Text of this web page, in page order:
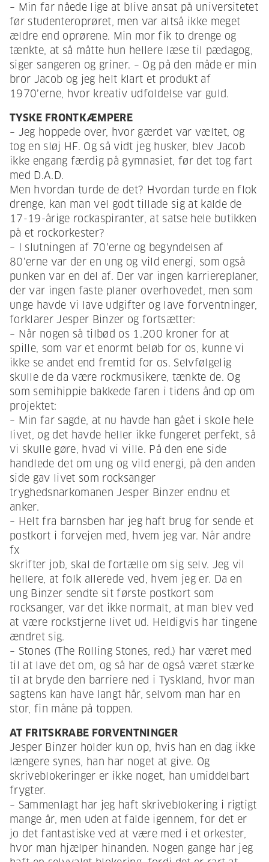
– Min far nåede lige at blive ansat på universitetet
før studenteroprøret, men var altså ikke meget
ældre end oprørene. Min mor fik to drenge og
tænkte, at så måtte hun hellere læse til pædagog,
siger sangeren og griner. – Og på den måde er min
bror Jacob og jeg helt klart et produkt af
1970’erne, hvor kreativ udfoldelse var guld.
TYSKE FRONTKÆMPERE
– Jeg hoppede over, hvor gærdet var væltet, og
tog en sløj HF. Og så vidt jeg husker, blev Jacob
ikke engang færdig på gymnasiet, før det tog fart
med D.A.D.
Men hvordan turde de det? Hvordan turde en flok
drenge, kan man vel godt tillade sig at kalde de
17-19-årige rockaspiranter, at satse hele butikken
på et rockorkester?
– I slutningen af 70’erne og begyndelsen af
80’erne var der en ung og vild energi, som også
punken var en del af. Der var ingen karriereplaner,
der var ingen faste planer overhovedet, men som
unge havde vi lave udgifter og lave forventninger,
forklarer Jesper Binzer og fortsætter:
– Når nogen så tilbød os 1.200 kroner for at
spille, som var et enormt beløb for os, kunne vi
ikke se andet end fremtid for os. Selvfølgelig
skulle de da være rockmusikere, tænkte de. Og
som semihippie bakkede faren i tidens ånd op om
projektet:
– Min far sagde, at nu havde han gået i skole hele
livet, og det havde heller ikke fungeret perfekt, så
vi skulle gøre, hvad vi ville. På den ene side
handlede det om ung og vild energi, på den anden
side gav livet som rocksanger
tryghedsnarkomanen Jesper Binzer endnu et
anker.
– Helt fra barnsben har jeg haft brug for sende et
postkort i forvejen med, hvem jeg var. Når andre
fx
skrifter job, skal de fortælle om sig selv. Jeg vil
hellere, at folk allerede ved, hvem jeg er. Da en
ung Binzer sendte sit første postkort som
rocksanger, var det ikke normalt, at man blev ved
at være rockstjerne livet ud. Heldigvis har tingene
ændret sig.
– Stones (The Rolling Stones, red.) har været med
til at lave det om, og så har de også været stærke
til at bryde den barriere ned i Tyskland, hvor man
sagtens kan have langt hår, selvom man har en
stor, fin måne på toppen.
AT FRITSKRABE FORVENTNINGER
Jesper Binzer holder kun op, hvis han en dag ikke
længere synes, han har noget at give. Og
skriveblokeringer er ikke noget, han umiddelbart
frygter.
– Sammenlagt har jeg haft skriveblokering i rigtigt
mange år, men uden at falde igennem, for det er
jo det fantastiske ved at være med i et orkester,
hvor man hjælper hinanden. Nogen gange har jeg